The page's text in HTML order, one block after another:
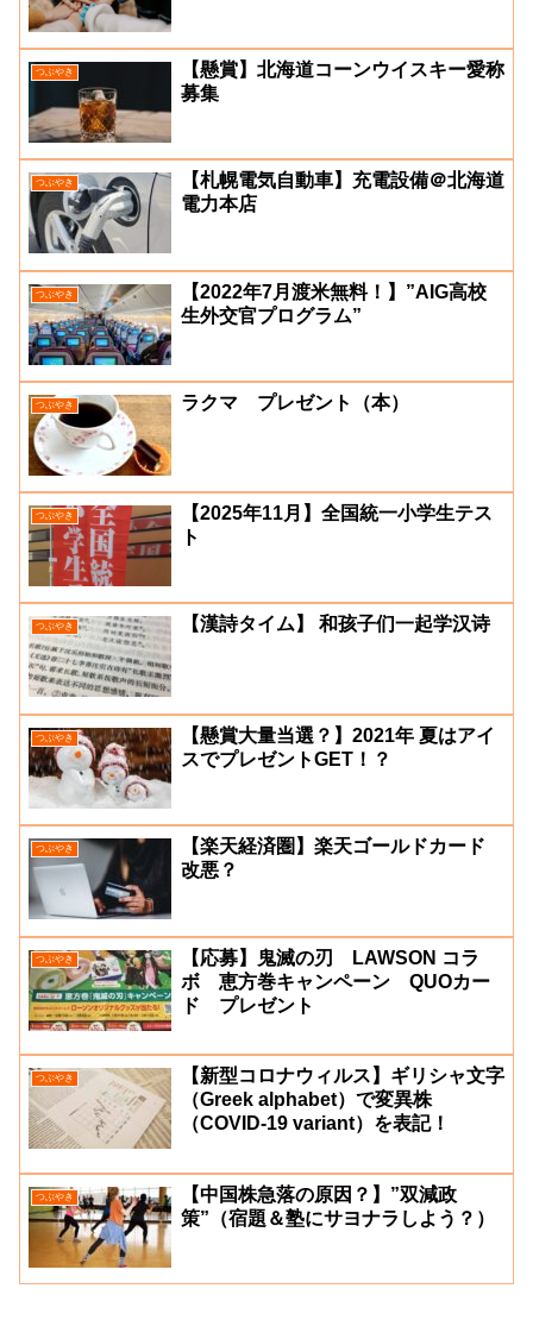
つぶやき
【懸賞】北海道コーンウイスキー愛称
募集
つぶやき
【札幌電気自動車】充電設備＠北海道
電力本店
つぶやき
【2022年7月渡米無料！】”AIG高校
生外交官プログラム”
つぶやき ラクマ プレゼント（本）
つぶやき
【2025年11月】全国統一小学生テス
ト
つぶやき 【漢詩タイム】 和孩子们一起学汉诗
つぶやき
【懸賞大量当選？】2021年 夏はアイ
スでプレゼントGET！？
つぶやき
【楽天経済圏】楽天ゴールドカード
改悪？
つぶやき
【応募】鬼滅の刃 LAWSON コラ
ボ 恵方巻キャンペーン QUOカー
ド プレゼント
つぶやき
【新型コロナウィルス】ギリシャ文字
（Greek alphabet）で変異株
（COVID-19 variant）を表記！
つぶやき
【中国株急落の原因？】”双減政
策”（宿題＆塾にサヨナラしよう？）